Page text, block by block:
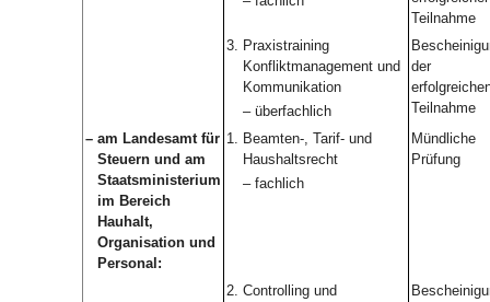
Teilnahme
3. Praxistraining
Konfliktmanagement und
Kommunikation
– überfachlich
der
Teilnahme
– am Landesamt für
Steuern und am
Staatsministerium
im Bereich
Hauhalt,
Organisation und
Personal:
1. Beamten-, Tarif- und
Haushaltsrecht
– fachlich
Mündliche
Prüfung
2. Controlling und